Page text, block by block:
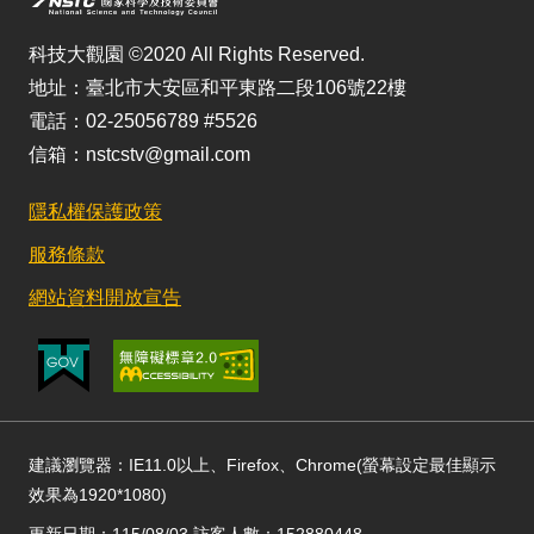
科技大觀園 ©2020 All Rights Reserved.
地址：臺北市大安區和平東路二段106號22樓
電話：02-25056789 #5526
信箱：nstcstv@gmail.com
隱私權保護政策
服務條款
網站資料開放宣告
建議瀏覽器：IE11.0以上、Firefox、Chrome(螢幕設定最佳顯示
效果為1920*1080)